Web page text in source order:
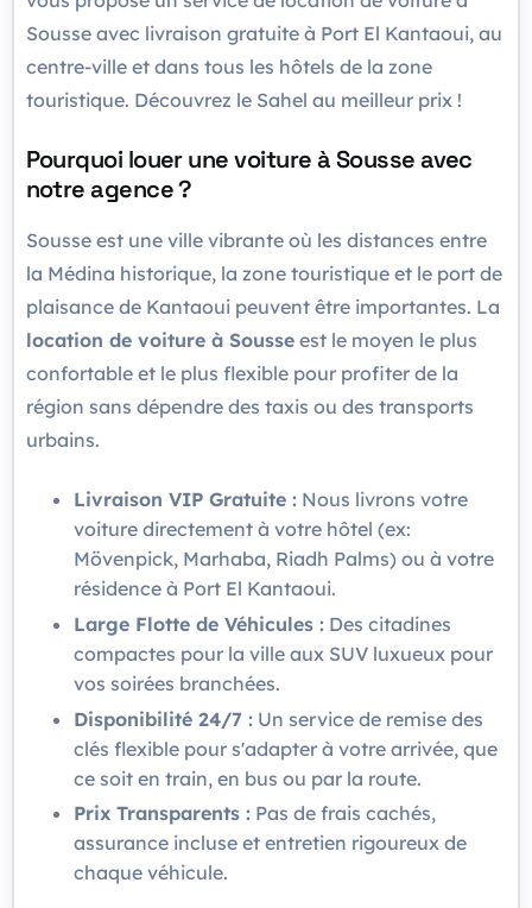
Sousse avec livraison gratuite à Port El Kantaoui, au
centre-ville et dans tous les hôtels de la zone
touristique. Découvrez le Sahel au meilleur prix !
Pourquoi louer une voiture à Sousse avec
notre agence ?
Sousse est une ville vibrante où les distances entre
la Médina historique, la zone touristique et le port de
plaisance de Kantaoui peuvent être importantes. La
location de voiture à Sousseest le moyen le plus
confortable et le plus flexible pour profiter de la
région sans dépendre des taxis ou des transports
urbains.
Livraison VIP Gratuite :Nous livrons votre
voiture directement à votre hôtel (ex:
Mövenpick, Marhaba, Riadh Palms) ou à votre
résidence à Port El Kantaoui.
Large Flotte de Véhicules :Des citadines
compactes pour la ville aux SUV luxueux pour
vos soirées branchées.
Disponibilité 24/7 :Un service de remise des
clés flexible pour s'adapter à votre arrivée, que
ce soit en train, en bus ou par la route.
Prix Transparents :Pas de frais cachés,
assurance incluse et entretien rigoureux de
chaque véhicule.